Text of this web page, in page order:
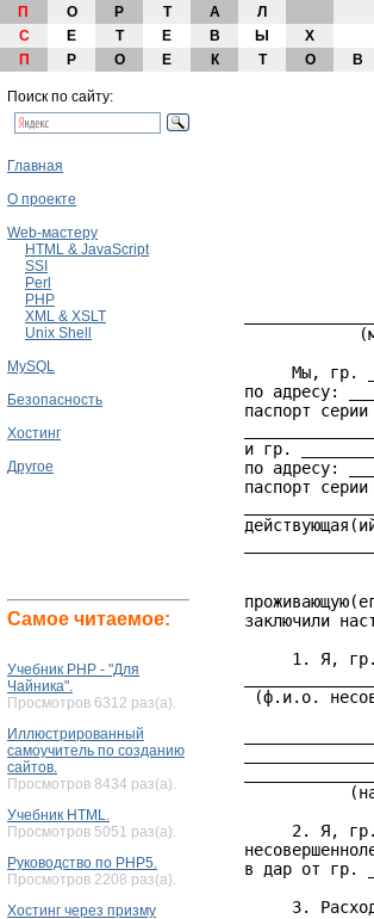
П О Р Т А
Л
С
Е Т Е В Ы
Х
П
Р О Е К Т О В
Поиск по сайту:
Главная
О проекте
Web-мастеру
HTML & JavaScript
SSI
Perl
PHP
XML & XSLT
Unix Shell
MySQL
Безопасность
Хостинг
Другое
Самое читаемое:
Учебник PHP - "Для
Чайника".
Просмотров 6312 раз(а).
Иллюстрированный
самоучитель по созданию
сайтов.
Просмотров 8434 раз(а).
Учебник HTML.
Просмотров 5051 раз(а).
Руководство по PHP5.
Просмотров 2208 раз(а).
Хостинг через призму
Мы, гр.
по адресу:
паспорт
и гр.
по адресу:
паспорт
заключили
1. Я,
(ф.и.о.
2. Я,
в дар от гр.
3.